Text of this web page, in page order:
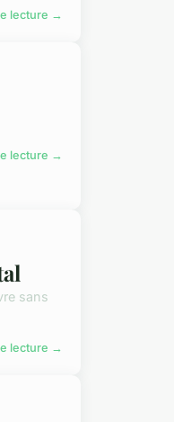
lecture →
lecture →
sans
lecture →